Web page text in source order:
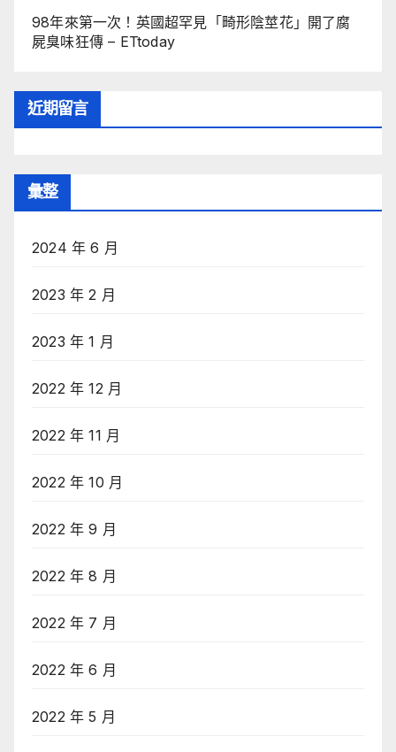
98年來第一次！英國超罕見「畸形陰莖花」開了腐
屍臭味狂傳 – ETtoday
近期留言
彙整
2024 年 6 月
2023 年 2 月
2023 年 1 月
2022 年 12 月
2022 年 11 月
2022 年 10 月
2022 年 9 月
2022 年 8 月
2022 年 7 月
2022 年 6 月
2022 年 5 月